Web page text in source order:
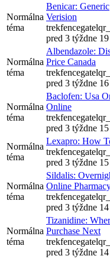
Normálna
téma
Benicar: Generic
Verision
pred 3 týždne
Normálna
téma
Albendazole:
Price Canada
pred 3 týždne
Normálna
téma
Baclofen: Usa
Online
pred 3 týždne
Normálna
téma
Lexapro: How
pred 3 týždne
Normálna
téma
Sildalis:
Online
pred 3 týždne
Normálna
téma
Tizanidine:
Purchase Next
pred 3 týždne